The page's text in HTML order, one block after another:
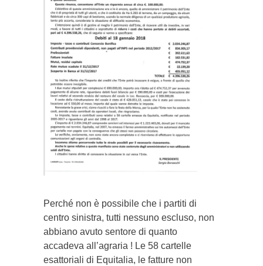
Perché non è possibile che i partiti di
centro sinistra, tutti nessuno escluso, non
abbiano avuto sentore di quanto
accadeva all’agraria ! Le 58 cartelle
esattoriali di Equitalia, le fatture non